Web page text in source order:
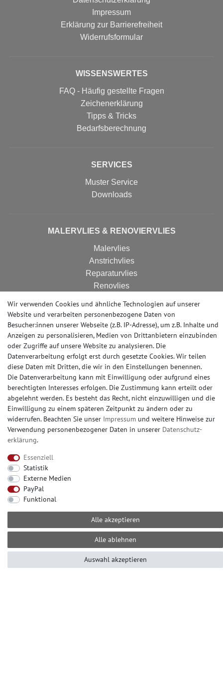
Impressum
Erklärung zur Barrierefreiheit
Widerrufs­formular
WISSENSWERTES
FAQ - Häufig gestellte Fragen
Zeichenerklärung
Tipps & Tricks
Bedarfsberechnung
SERVICES
Muster Service
Downloads
MALERVLIES & RENOVIERVLIES
Malervlies
Anstrichvlies
Reparaturvlies
Renovlies
HomeVlies
Glattvlies
Glattes Vlies
AUSSTELLUNG
Rund um die Uhr online bestellen oder vorab ein
Muster (Musterstück oder Musterbogen) kaufen.
Besuchen Sie unsere große Ausstellung, in Erkrath
bei Düsseldorf. Nahezu alle Produkte ab Lager
+49 (0) 2104 – 833 11 22
Mo.-Fr.: 10.00-16.00 Uhr
E-mail: info@profhome-shop.de
Wir verwenden Cookies und ähnliche Technologien auf unserer
Website und verarbeiten personenbezogene Daten von
Besucher:innen unserer Webseite (z.B. IP-Adresse), um z.B. Inhalte und
Anzeigen zu personalisieren, Medien von Drittanbietern einzubinden
oder Zugriffe auf unsere Website zu analysieren. Die
Datenverarbeitung erfolgt erst durch gesetzte Cookies. Wir teilen
diese Daten mit Dritten, die wir in den Einstellungen benennen.
Die Datenverarbeitung kann mit Einwilligung oder aufgrund eines
berechtigten Interesses erfolgen. Die Zustimmung kann erteilt oder
abgelehnt werden. Es besteht das Recht, nicht einzuwilligen und die
Einwilligung zu einem späteren Zeitpunkt zu ändern oder zu
widerrufen. Beachten Sie unser Impressum und weitere Hinweise zur
Verwendung personenbezogener Daten in unserer Daten­schutz­
erklärung.
Essenziell
Statistik
Externe Medien
PayPal
Funktional
Alle akzeptieren
Alle ablehnen
Auswahl akzeptieren